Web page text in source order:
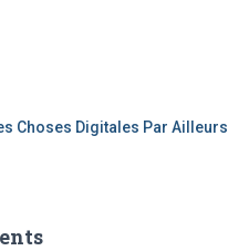
Choses Digitales Par Ailleurs